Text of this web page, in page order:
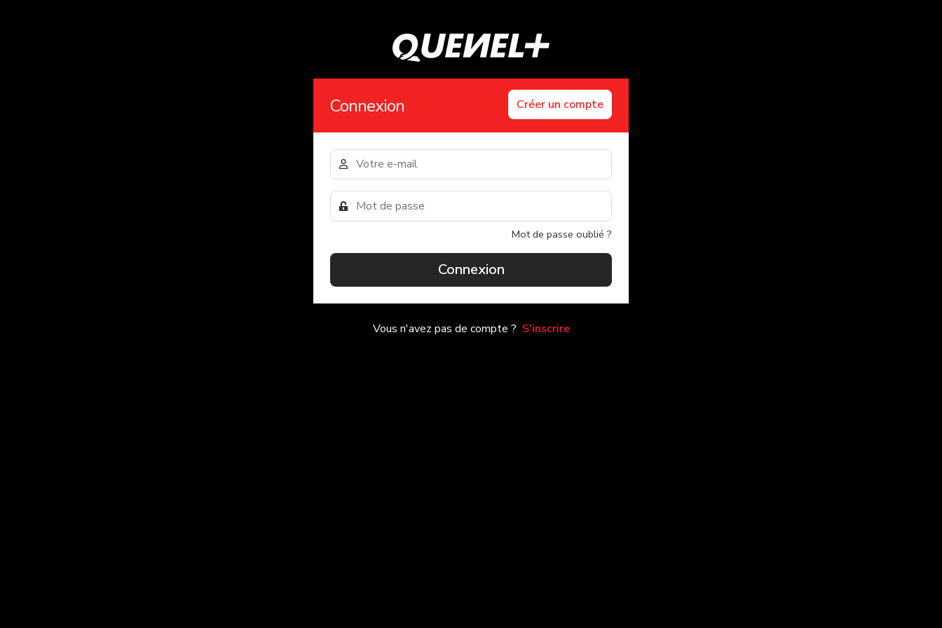
Connexion Créer un compte
Mot de passe oublié ?
Connexion
Vous n'avez pas de compte ? S'inscrire